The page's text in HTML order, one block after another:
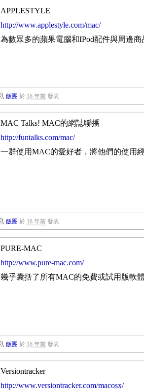
APPLESTYLE
http://www.applestyle.com/mac/
為數眾多的蘋果電腦和IPod配件與周邊商
飯團 於 18 年前發表
MAC Talks! MAC的網誌聯播
http://funtalks.com/mac/
一群使用MAC的愛好者，將他們的使用
飯團 於 18 年前發表
PURE-MAC
http://www.pure-mac.com/
幾乎囊括了所有MAC的免費或試用版軟
飯團 於 18 年前發表
Versiontracker
http://www.versiontracker.com/macosx/